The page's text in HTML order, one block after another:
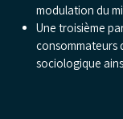
modulation du
Une troisième
consommateurs
sociologique